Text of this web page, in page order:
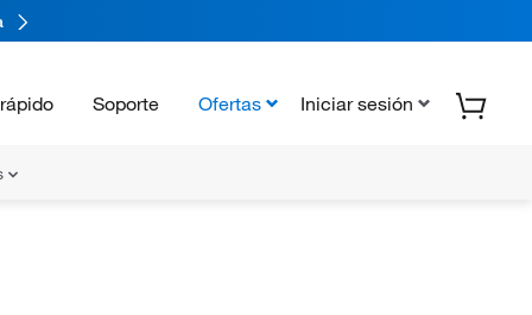
Soporte Ofertas Iniciar sesión